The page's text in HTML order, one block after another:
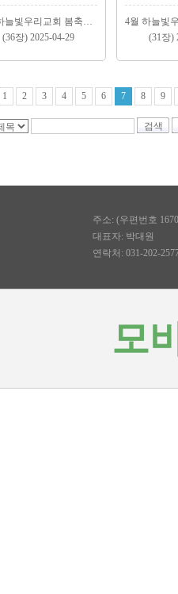
4월 하늘빛우리교회 봄축제 (2)
(36장) 2025-04-29
(31장)
1 2 3 4 5 6 7 8 9
검색
주소: (우편번호
대표자: 박대원
연락처: 031-202-
모